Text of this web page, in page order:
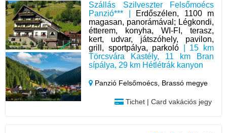
Szállás Szilveszter Felsőmoécs
Panzió*** |
Erdőszélen, 1100 m
magasan, panorámával; Légkondi,
étterem, konyha, WI-FI, terasz,
kert, udvar, játszóhely, pavilon,
grill, sportpálya, parkoló | 15 km
Törcsvára Kastély, 11 km Bran
sípálya, 29 km Hétlétrák kanyon
Panzió Felsőmoécs, Brassó megye
Tichet | Card vakációs jegy